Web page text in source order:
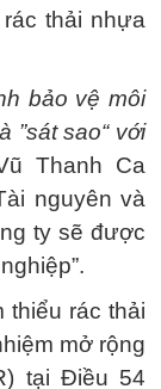
thải nhựa
bảo vệ môi
”sát sao“ với
Thanh Ca
nguyên và
ty sẽ được
thiểu rác thải
mở rộng
tại Ðiều 54